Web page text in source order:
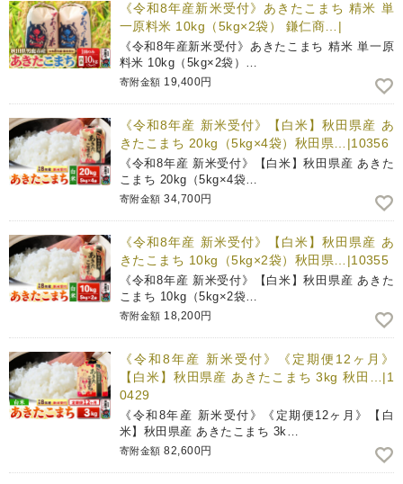
《令和8年産新米受付》あきたこまち 精米 単
一原料米 10kg（5kg×2袋） 鎌仁商…|
《令和8年産新米受付》あきたこまち 精米 単一原
料米 10kg（5kg×2袋）…
寄附金額 19,400円
《令和8年産 新米受付》【白米】秋田県産 あ
きたこまち 20kg（5kg×4袋）秋田県…|10356
《令和8年産 新米受付》【白米】秋田県産 あきた
こまち 20kg（5kg×4袋…
寄附金額 34,700円
《令和8年産 新米受付》【白米】秋田県産 あ
きたこまち 10kg（5kg×2袋）秋田県…|10355
《令和8年産 新米受付》【白米】秋田県産 あきた
こまち 10kg（5kg×2袋…
寄附金額 18,200円
《令和8年産 新米受付》《定期便12ヶ月》
【白米】秋田県産 あきたこまち 3kg 秋田…|1
0429
《令和8年産 新米受付》《定期便12ヶ月》【白
米】秋田県産 あきたこまち 3k…
寄附金額 82,600円